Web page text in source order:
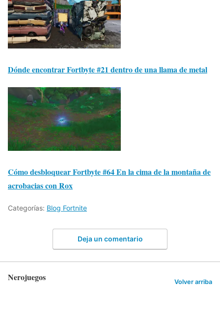
Dónde encontrar Fortbyte #21 dentro de una llama de metal
Cómo desbloquear Fortbyte #64 En la cima de la montaña de
acrobacias con Rox
Categorías: Blog Fortnite
Deja un comentario
Nerojuegos Volver arriba